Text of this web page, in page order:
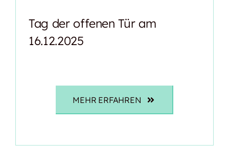
Tag der offenen Tür am
16.12.2025
MEHR ERFAHREN